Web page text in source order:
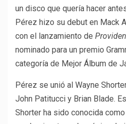
un disco que quería hacer
Pérez hizo su debut en Mack
con el lanzamiento de
nominado para un premio
categoría de Mejor Álbum de
Pérez se unió al Wayne
John Patitucci y Brian Blade.
Shorter ha sido conocida